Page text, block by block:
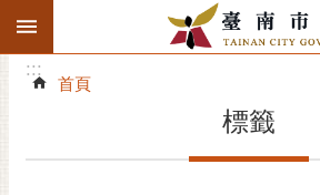
跳到主要內容區塊
搜
階
:::
:::
首頁
標籤